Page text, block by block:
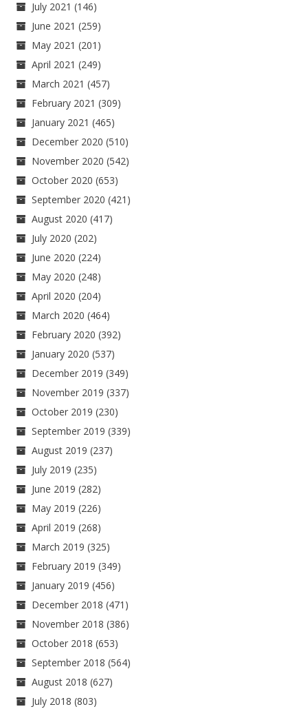
July 2021 (146)
June 2021 (259)
May 2021 (201)
April 2021 (249)
March 2021 (457)
February 2021 (309)
January 2021 (465)
December 2020 (510)
November 2020 (542)
October 2020 (653)
September 2020 (421)
August 2020 (417)
July 2020 (202)
June 2020 (224)
May 2020 (248)
April 2020 (204)
March 2020 (464)
February 2020 (392)
January 2020 (537)
December 2019 (349)
November 2019 (337)
October 2019 (230)
September 2019 (339)
August 2019 (237)
July 2019 (235)
June 2019 (282)
May 2019 (226)
April 2019 (268)
March 2019 (325)
February 2019 (349)
January 2019 (456)
December 2018 (471)
November 2018 (386)
October 2018 (653)
September 2018 (564)
August 2018 (627)
July 2018 (803)